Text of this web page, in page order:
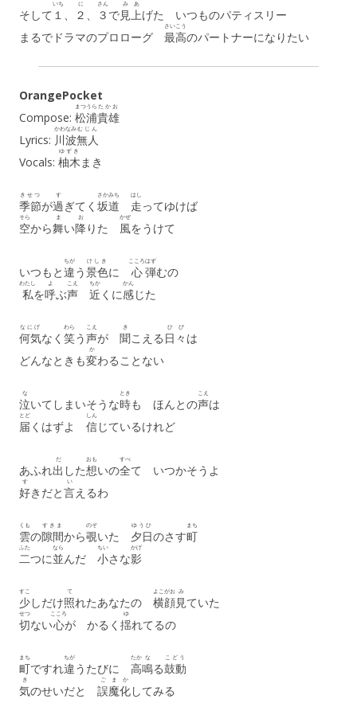
そして １
いち
、 ２
に
、 ３
さん
で見
み
上
あ
げた いつものパティスリー
まるでドラマのプロローグ 最高
さいこう
のパートナーになりたい
OrangePocket
Compose: 松浦
まつうら
貴雄
たかお
Lyrics: 川波
かわなみ
無人
むじん
Vocals: 柚木
ゆずき
まき
季節
きせつ
が過
す
ぎてく 坂道
さかみち
走
はし
ってゆけば
空
そら
から舞
ま
い降
お
りた 風
かぜ
をうけて
いつもと違
ちが
う景色
けしき
に 心
こころ
弾
はず
むの
私
わたし
を呼
よ
ぶ声
こえ
近
ちか
くに感
かん
じた
何気
なにげ
なく 笑
わら
う声
こえ
が 聞
き
こえる 日々
ひび
は
どんなときも変
か
わることない
泣
な
いてしまいそうな時
とき
も ほんとの声
こえ
は
届
とど
くはずよ 信
しん
じているけれど
あふれ出
だ
した想
おも
いの全
すべ
て いつかそうよ
好
す
きだと言
い
えるわ
雲
くも
の隙間
すきま
から覗
のぞ
いた 夕日
ゆうひ
のさす町
まち
二
ふた
つに並
なら
んだ 小
ちい
さな影
かげ
少
すこ
しだけ照
て
れたあなたの 横顔
よこがお
見
み
ていた
切
せつ
ない心
こころ
が かるく 揺
ゆ
れてるの
町
まち
ですれ違
ちが
うたびに 高
たか
鳴
な
る鼓動
こどう
気
き
のせいだと 誤
ご
魔
ま
化
か
してみる